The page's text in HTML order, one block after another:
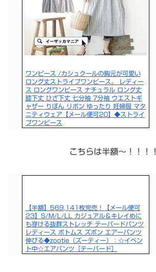
ワンピース /カシュクールの胸元が可愛い
ロング丈ストライプワンピース。 レディー
ス ロングワンピース ナチュラル ロング丈
膝下丈 ひざ下丈 七分袖 7分袖 ウエストギ
ャザー りぼん リボン ゆったり 妊婦服 マタ
ニティウェア【メール便可20】◆ストライ
プワンピース
こちらは半額〜！！！！
【半額】569,141枚完売！【メール便可
23】S/M/L/LL カジュアル＆キレイめに
も穿ける抜群ストレッチ テーパードパンツ
レディース ボトムス ズボン エアーパンツ
伸びる◆zootie（ズーティー）：☆イベン
ト中☆エアパンツ［テーパード］